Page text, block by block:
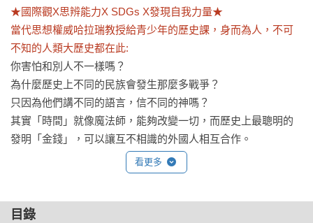
★國際觀X思辨能力X SDGs X發現自我力量★
當代思想權威哈拉瑞教授給青少年的歷史課，身而為人，不可
不知的人類大歷史都在此:
你害怕和別人不一樣嗎？
為什麼歷史上不同的民族會發生那麼多戰爭？
只因為他們講不同的語言，信不同的神嗎？
其實「時間」就像魔法師，能夠改變一切，而歷史上最聰明的
發明「金錢」，可以讓互不相識的外國人相互合作。
古往今來，人類有太多事無法達成共識，想改變現狀，必須有
也就是當那個跟大家不一樣的人。
看更多
目錄